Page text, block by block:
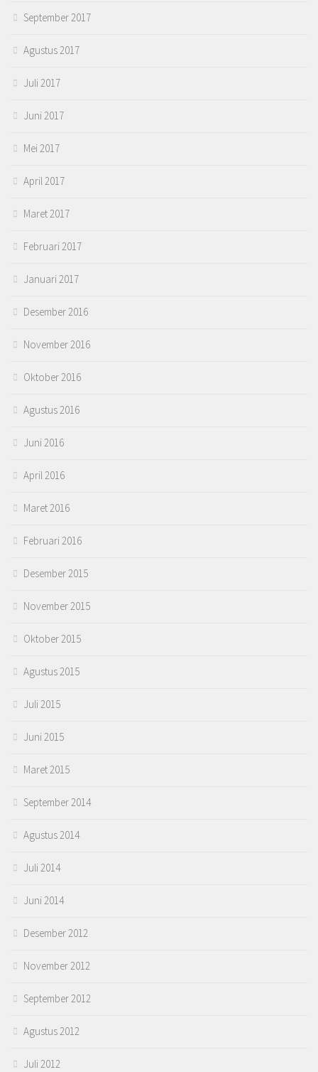
September 2017
Agustus 2017
Juli 2017
Juni 2017
Mei 2017
April 2017
Maret 2017
Februari 2017
Januari 2017
Desember 2016
November 2016
Oktober 2016
Agustus 2016
Juni 2016
April 2016
Maret 2016
Februari 2016
Desember 2015
November 2015
Oktober 2015
Agustus 2015
Juli 2015
Juni 2015
Maret 2015
September 2014
Agustus 2014
Juli 2014
Juni 2014
Desember 2012
November 2012
September 2012
Agustus 2012
Juli 2012